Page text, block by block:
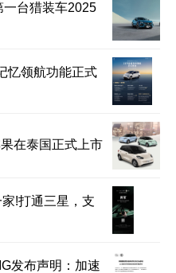
一台猎装车2025
忆领航功能正式
在泰国正式上市
!打通三星，支
发布声明：加速